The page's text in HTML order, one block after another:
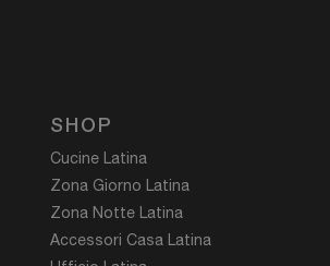
SHOP
Cucine Latina
Zona Giorno Latina
Zona Notte Latina
Accessori Casa Latina